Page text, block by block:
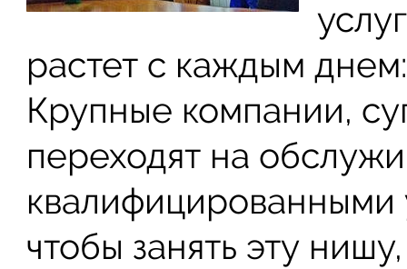
растет с каждым
Крупные компании,
переходят на
чтобы занять эту